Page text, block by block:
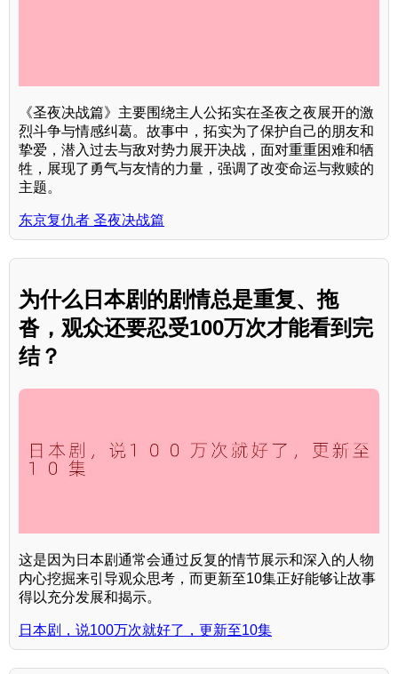
《圣夜决战篇》主要围绕主人公拓实在圣夜之夜展开的激
烈斗争与情感纠葛。故事中，拓实为了保护自己的朋友和
挚爱，潜入过去与敌对势力展开决战，面对重重困难和牺
牲，展现了勇气与友情的力量，强调了改变命运与救赎的
主题。
东京复仇者 圣夜决战篇
为什么日本剧的剧情总是重复、拖
沓，观众还要忍受100万次才能看到完
结？
这是因为日本剧通常会通过反复的情节展示和深入的人物
内心挖掘来引导观众思考，而更新至10集正好能够让故事
得以充分发展和揭示。
日本剧，说100万次就好了，更新至10集